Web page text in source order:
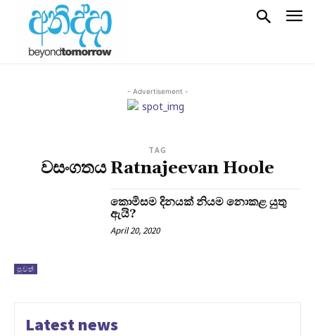
- Advertisement -
TAG
වසංගතය Ratnajeevan Hoole
පුවත්
කොමිසම දිනයක් නියම නොකළ යුතු
ඇයි?
April 20, 2020
Latest news